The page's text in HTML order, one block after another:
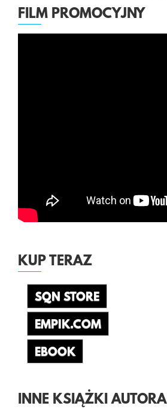
FILM PROMOCYJNY
KUP TERAZ
SQN STORE
EMPIK.COM
EBOOK
INNE KSIĄŻKI AUTORA